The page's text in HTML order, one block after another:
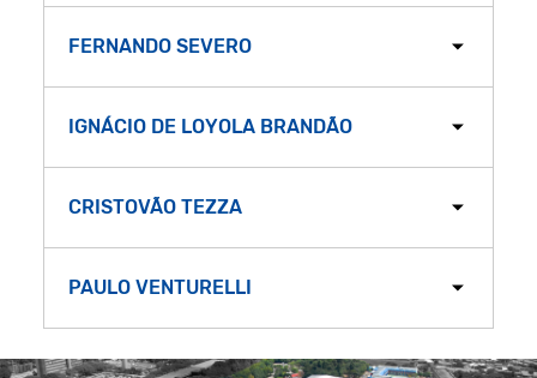
FERNANDO SEVERO
IGNÁCIO DE LOYOLA BRANDÃO
CRISTOVÃO TEZZA
PAULO VENTURELLI